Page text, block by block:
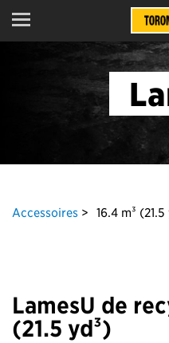
Menu
Accessoires 16.4 m³
LamesU de
(21.5 yd³)